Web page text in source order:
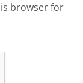
browser for